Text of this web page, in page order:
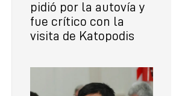
pidió por la autovía y
fue crítico con la
visita de Katopodis